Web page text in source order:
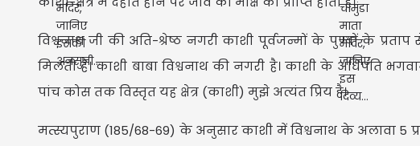
विश्वनाथ जी की अति-श्रेष्ठ नगरी काशी पूर्वजन्मों के पुण्यों के प्रताप
मिलती है। काशी बाबा विश्वनाथ की नगरी है। काशी के अधिपति
पांच कोस तक विस्तृत यह क्षेत्र (काशी) मुझे अत्यंत प्रिय है।
मत्स्यपुराण (185/68-69) के अनुसार काशी में विश्वनाथ के अलावा 5